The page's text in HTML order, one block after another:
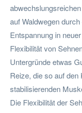
auf Waldwegen
Entspannung in
Flexibilität von
Untergründe etwas
Reize, die so auf
stabilisierenden
Die Flexibilität der